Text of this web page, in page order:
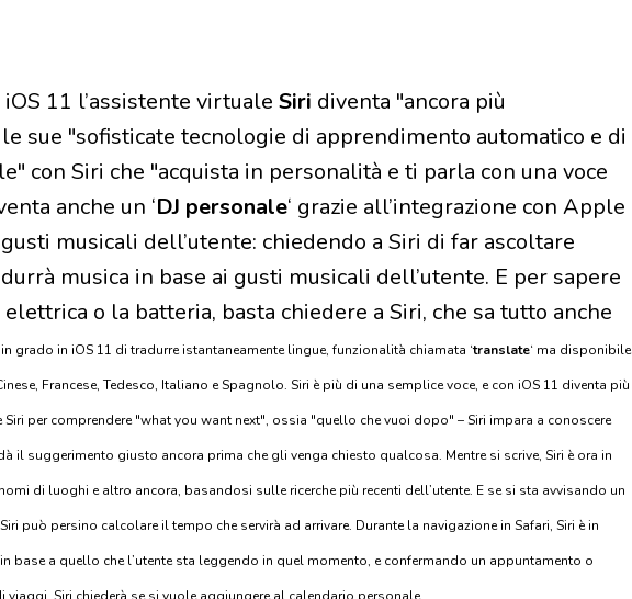
11 l’assistente virtuale Siri diventa "ancora più
sue "sofisticate tecnologie di apprendimento automatico e di
con Siri che "acquista in personalità e ti parla con una voce
anche un ‘DJ personale‘ grazie all’integrazione con Apple
musicali dell’utente: chiedendo a Siri di far ascoltare
musica in base ai gusti musicali dell’utente. E per sapere
o la batteria, basta chiedere a Siri, che sa tutto anche
grado in iOS 11 di tradurre istantaneamente lingue, funzionalità chiamata ‘translate‘ ma disponibile
Francese, Tedesco, Italiano e Spagnolo. Siri è più di una semplice voce, e con iOS 11 diventa più
per comprendere "what you want next", ossia "quello che vuoi dopo" – Siri impara a conoscere
il suggerimento giusto ancora prima che gli venga chiesto qualcosa. Mentre si scrive, Siri è ora in
di luoghi e altro ancora, basandosi sulle ricerche più recenti dell’utente. E se si sta avvisando un
può persino calcolare il tempo che servirà ad arrivare. Durante la navigazione in Safari, Siri è in
base a quello che l’utente sta leggendo in quel momento, e confermando un appuntamento o